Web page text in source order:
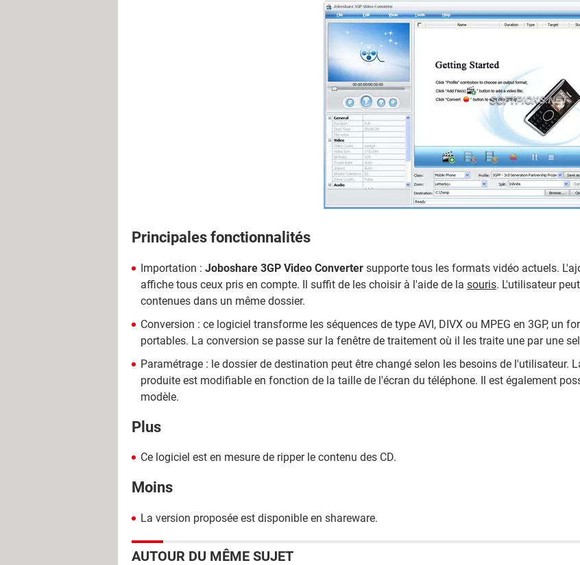
Principales fonctionnalités
Importation : Joboshare 3GP Video Converter supporte tous les formats vidéo actuels.
affiche tous ceux pris en compte. Il suffit de les choisir à l'aide de la souris. L'utilisateur
contenues dans un même dossier.
Conversion : ce logiciel transforme les séquences de type AVI, DIVX ou MPEG en 3GP, un
portables. La conversion se passe sur la fenêtre de traitement où il les traite une par une
Paramétrage : le dossier de destination peut être changé selon les besoins de l'utilisateur.
produite est modifiable en fonction de la taille de l'écran du téléphone. Il est également
modèle.
Plus
Ce logiciel est en mesure de ripper le contenu des CD.
Moins
La version proposée est disponible en shareware.
AUTOUR DU MÊME SUJET